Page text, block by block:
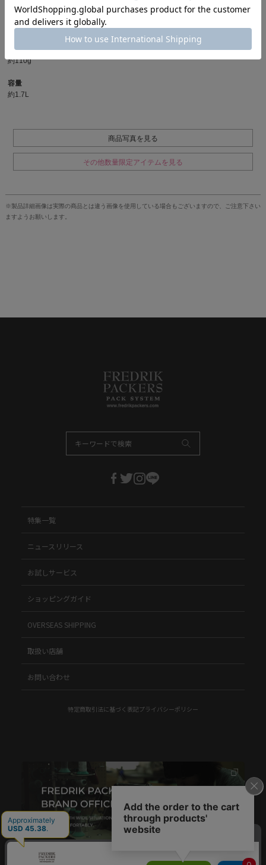
サイズ
横幅 18cm x 高さ 13.5cm x マチ幅 7cm
重さ
約110g
容量
約1.7L
商品写真を見る
その他数量限定アイテムを見る
※製品詳細画像は実際の商品とは違う画像を使用している場合もございますので、ご注意下さい
ますようお願いします。
特集一覧
ニュースリリース
お試しサービス
ショッピングガイド
OVERSEAS SHIPPING
取扱い店舗
お問い合わせ
特定商取引法に基づく表記プライバシーポリシー